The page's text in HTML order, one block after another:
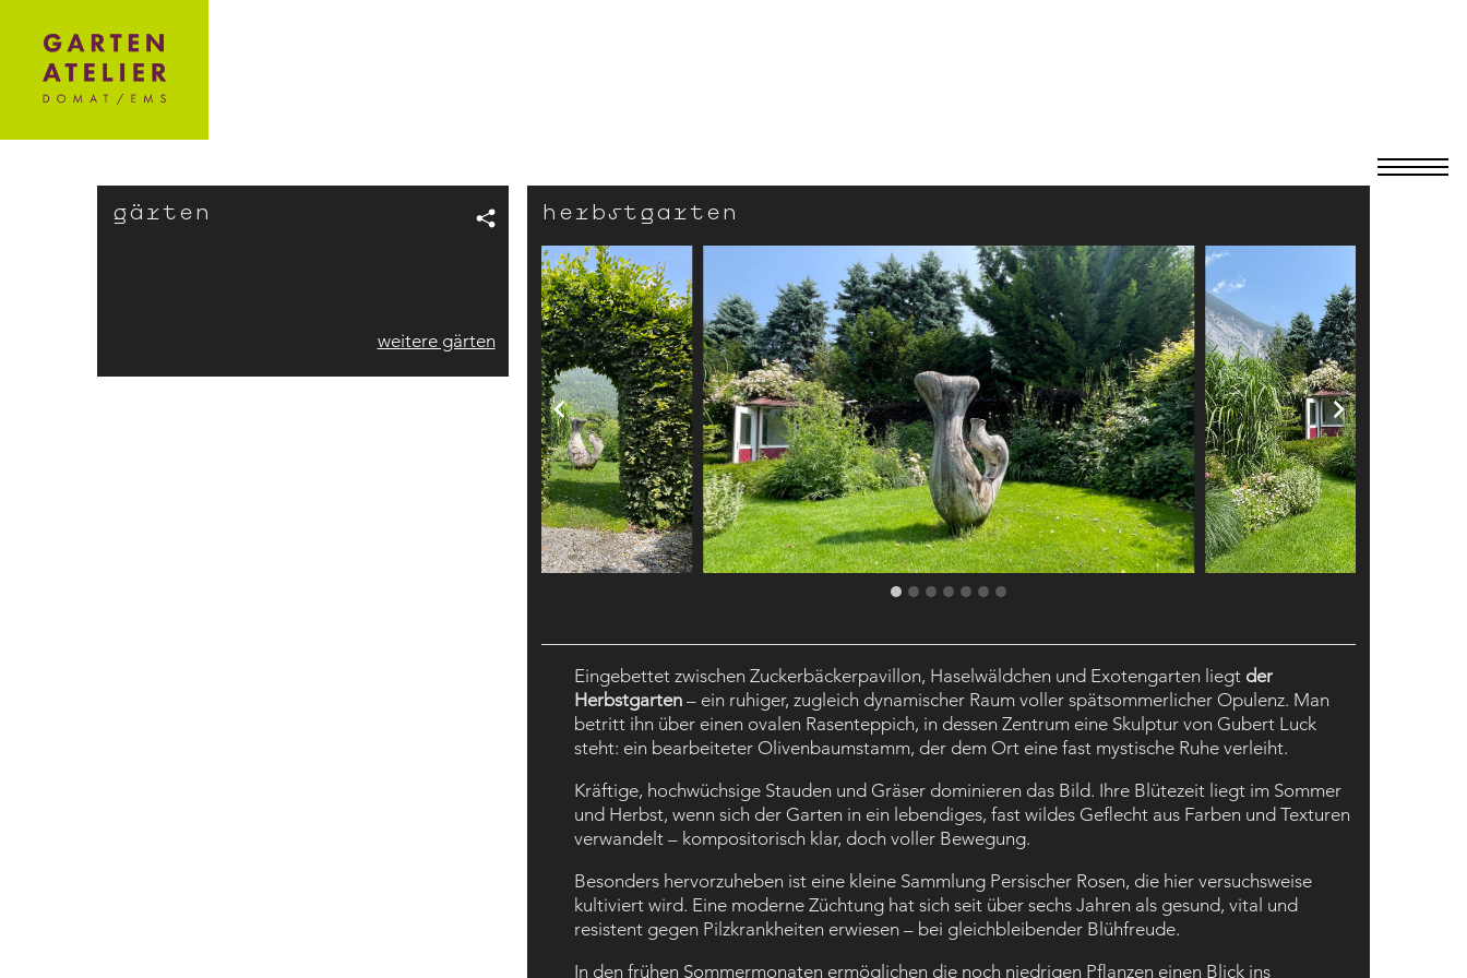
gärten
weitere gärten
herbst­­­­­garten
Eingebettet zwischen Zuckerbäckerpavillon, Haselwäldchen und Exotengarten liegt der
Herbstgarten– ein ruhiger, zugleich dynamischer Raum voller spätsommerlicher Opulenz. Man
betritt ihn über einen ovalen Rasenteppich, in dessen Zentrum eine Skulptur von Gubert Luck
steht: ein bearbeiteter Olivenbaumstamm, der dem Ort eine fast mystische Ruhe verleiht.
Kräftige, hochwüchsige Stauden und Gräser dominieren das Bild. Ihre Blütezeit liegt im Sommer
und Herbst, wenn sich der Garten in ein lebendiges, fast wildes Geflecht aus Farben und Texturen
verwandelt – kompositorisch klar, doch voller Bewegung.
Besonders hervorzuheben ist eine kleine Sammlung Persischer Rosen, die hier versuchsweise
kultiviert wird. Eine moderne Züchtung hat sich seit über sechs Jahren als gesund, vital und
resistent gegen Pilzkrankheiten erwiesen – bei gleichbleibender Blühfreude.
In den frühen Sommermonaten ermöglichen die noch niedrigen Pflanzen einen Blick ins